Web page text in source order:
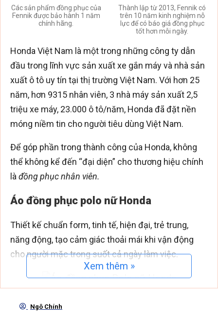
Các sản phẩm đồng phục của
Fennik được bảo hành 1 năm
chính hãng.
Thành lập từ 2013, Fennik có
trên 10 năm kinh nghiệm nỗ
lực để có báo giá đồng phục
tốt hơn mỗi ngày.
Honda Việt Nam là một trong những công ty dẫn
đầu trong lĩnh vực sản xuất xe gắn máy và nhà sản
xuất ô tô uy tín tại thị trường Việt Nam. Với hơn 25
năm, hơn 9315 nhân viên, 3 nhà máy sản xuất 2,5
triệu xe máy, 23.000 ô tô/năm, Honda đã đặt nền
móng niềm tin cho người tiêu dùng Việt Nam.
Để góp phần trong thành công của Honda, không
thể không kể đến “đại diện” cho thương hiệu chính
là đồng phục nhân viên.
Áo đồng phục polo nữ Honda
Thiết kế chuẩn form, tinh tế, hiện đại, trẻ trung,
năng động, tạo cảm giác thoải mái khi vận động
cho người mặc trong suốt cả ngày làm việc.
Xem thêm »
Ngô Chính